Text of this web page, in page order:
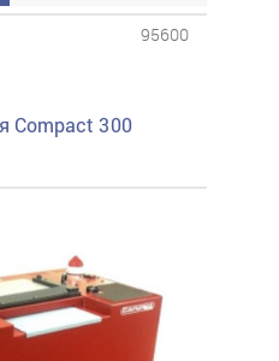
95600
Compact 300